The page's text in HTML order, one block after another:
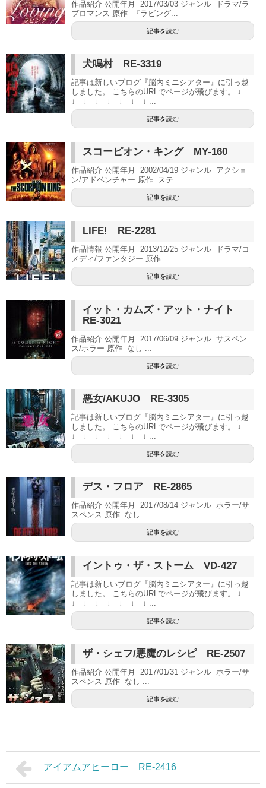
作品紹介 公開年月 2017/03/03 ジャンル ドラマ/ラ
ブロマンス 原作 『ラビング...
記事を読む
犬鳴村 RE-3319
記事は新しいブログ『脳内ミニシアター』に引っ越
しました。 こちらのURLでページが飛びます。 ↓
↓ ↓ ↓ ↓ ↓ ↓ ↓ ...
記事を読む
スコーピオン・キング MY-160
作品紹介 公開年月 2002/04/19 ジャンル アクショ
ン/アドベンチャー 原作 ステ...
記事を読む
LIFE! RE-2281
作品情報 公開年月 2013/12/25 ジャンル ドラマ/コ
メディ/ファンタジー 原作 ...
記事を読む
イット・カムズ・アット・ナイト
RE-3021
作品紹介 公開年月 2017/06/09 ジャンル サスペン
ス/ホラー 原作 なし ...
記事を読む
悪女/AKUJO RE-3305
記事は新しいブログ『脳内ミニシアター』に引っ越
しました。 こちらのURLでページが飛びます。 ↓
↓ ↓ ↓ ↓ ↓ ↓ ↓ ...
記事を読む
デス・フロア RE-2865
作品紹介 公開年月 2017/08/14 ジャンル ホラー/サ
スペンス 原作 なし ...
記事を読む
イントゥ・ザ・ストーム VD-427
記事は新しいブログ『脳内ミニシアター』に引っ越
しました。 こちらのURLでページが飛びます。 ↓
↓ ↓ ↓ ↓ ↓ ↓ ↓ ...
記事を読む
ザ・シェフ/悪魔のレシピ RE-2507
作品紹介 公開年月 2017/01/31 ジャンル ホラー/サ
スペンス 原作 なし ...
記事を読む
アイアムアヒーロー RE-2416